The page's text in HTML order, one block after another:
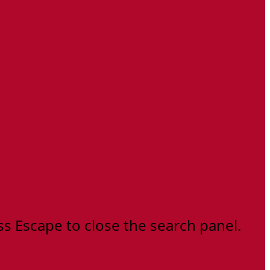
Escape to close the search panel.